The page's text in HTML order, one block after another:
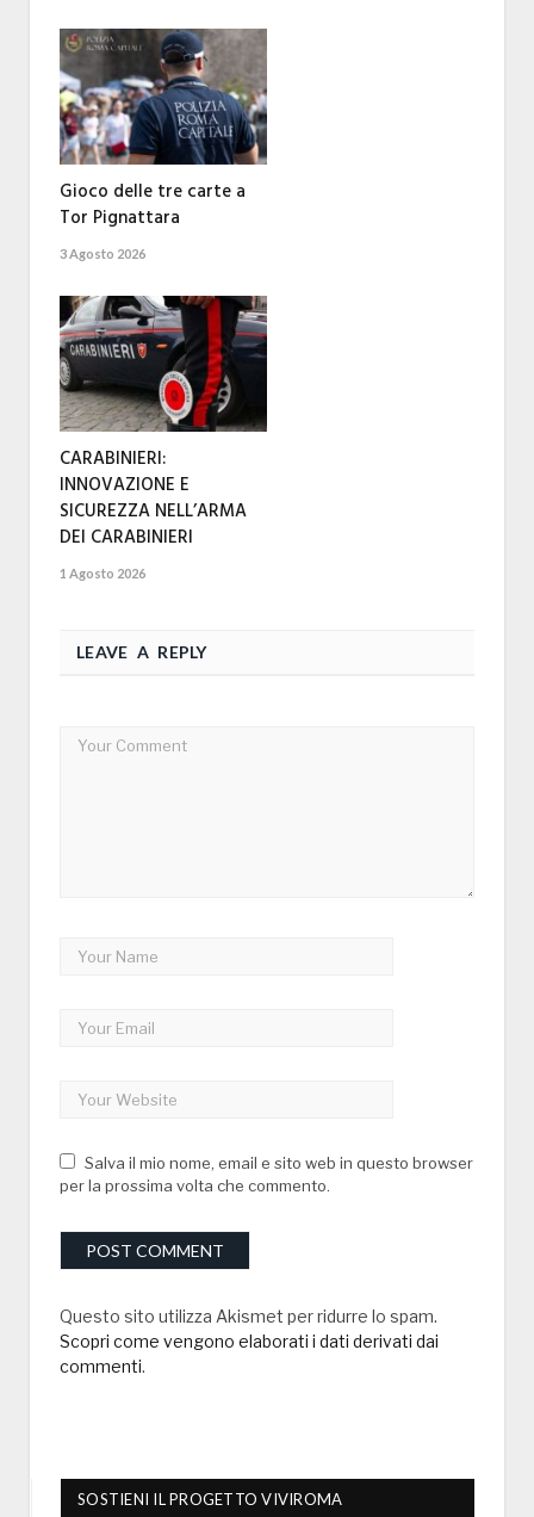
Gioco delle tre carte a
Tor Pignattara
3 Agosto 2026
CARABINIERI:
INNOVAZIONE E
SICUREZZA NELL’ARMA
DEI CARABINIERI
1 Agosto 2026
LEAVE A REPLY
Salva il mio nome, email e sito web in questo browser
per la prossima volta che commento.
Questo sito utilizza Akismet per ridurre lo spam.
Scopri come vengono elaborati i dati derivati dai
commenti.
SOSTIENI IL PROGETTO VIVIROMA